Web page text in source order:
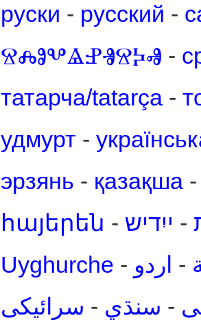
руски - русский -
ⰔⰎⰑⰂⰡⰐⰠⰔⰍⰟ -
татарча/tatarça -
удмурт -
эрзянь - қазақша
հայերեն - ייִדיש -
Uyghurche - اردو -
سرائیکی - سنڌي -